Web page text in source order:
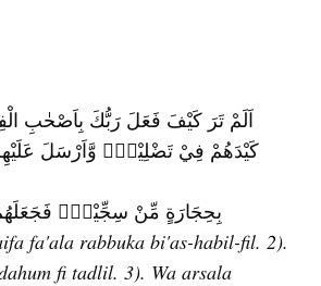
بِحِجَارَةٍ مِّنْ سِجِّيْلٍۙ
fa'ala rabbuka bi'as-habil-fil. 2).
fi tadlil. 3). Wa arsala